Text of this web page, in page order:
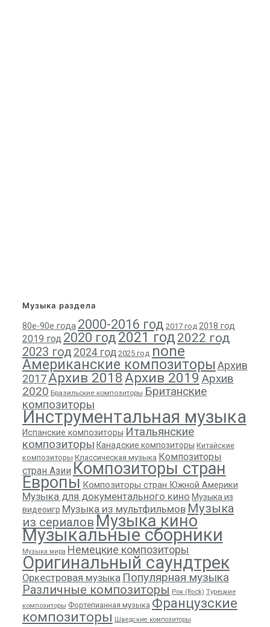
Музыка раздела
80е-90е года 2000-2016 год 2017 год 2018 год
2019 год 2020 год 2021 год 2022 год
2023 год 2024 год 2025 год none
Американские композиторы Архив
2017Архив 2018Архив 2019 Архив
2020 Бразильские композиторы Британские
композиторы
Инструментальная музыка
Испанские композиторы Итальянские
композиторы Канадские композиторы Китайские
композиторы Классическая музыка Композиторы
стран Азии Композиторы стран
Европы Композиторы стран Южной Америки
Музыка для документального кино Музыка из
видеоигр Музыка из мультфильмов Музыка
из сериалов Музыка кино
Музыкальные сборники
Музыка мира Немецкие композиторы
Оригинальный саундтрек
Оркестровая музыка Популярная музыка
Различные композиторы Рок (Rock) Турецкие
композиторы Фортепианная музыка Французские
композиторы Шведские композиторы